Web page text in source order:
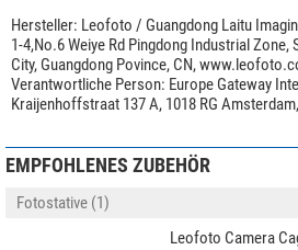
Hersteller: Leofoto / Guangdong Laitu
1-4,No.6 Weiye Rd Pingdong Industrial Zone,
City, Guangdong Povince, CN,
Verantwortliche Person: Europe Gateway
Kraijenhoffstraat 137 A, 1018 RG
EMPFOHLENES ZUBEHÖR
Fotostative (1)
Leofoto Camera